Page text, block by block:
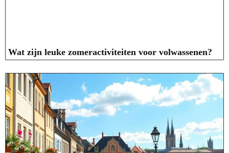
Wat zijn leuke zomeractiviteiten voor volwassenen?